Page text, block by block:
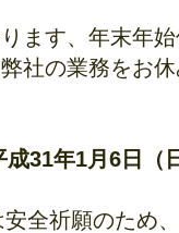
ます、年末年
社の業務をお
31年1月6日（
全祈願のため